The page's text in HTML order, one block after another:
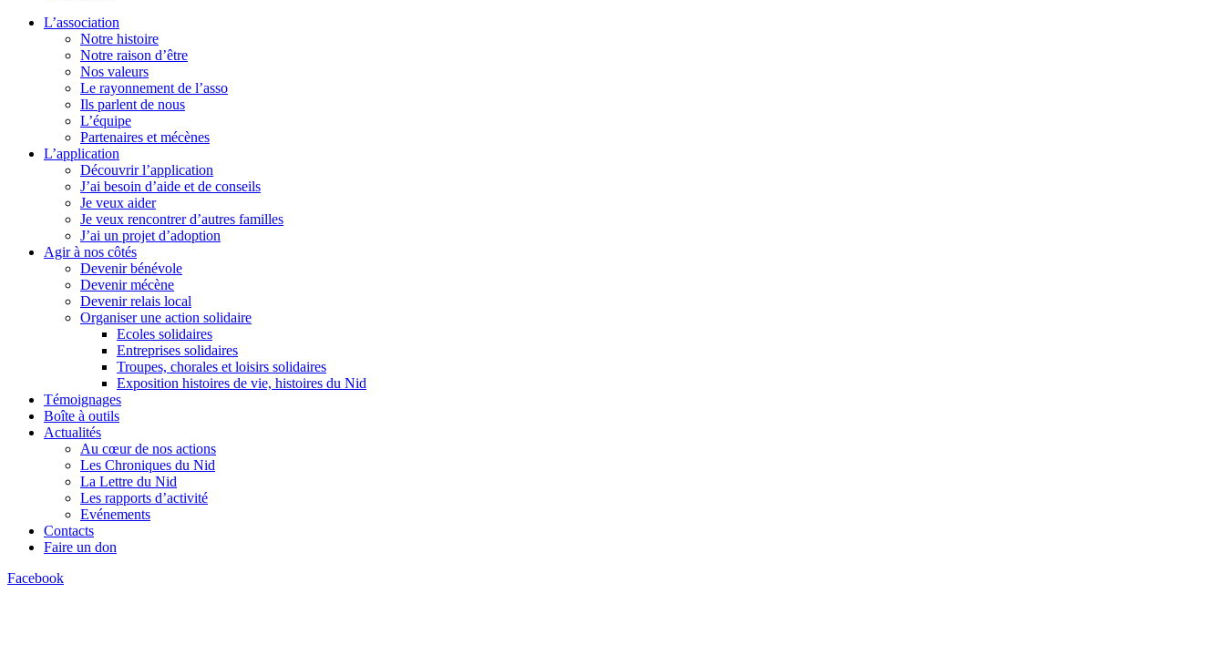
L’association
Notre histoire
Notre raison d’être
Nos valeurs
Le rayonnement de l’asso
Ils parlent de nous
L’équipe
Partenaires et mécènes
L’application
Découvrir l’application
J’ai besoin d’aide et de conseils
Je veux aider
Je veux rencontrer d’autres familles
J’ai un projet d’adoption
Agir à nos côtés
Devenir bénévole
Devenir mécène
Devenir relais local
Organiser une action solidaire
Ecoles solidaires
Entreprises solidaires
Troupes, chorales et loisirs solidaires
Exposition histoires de vie, histoires du Nid
Témoignages
Boîte à outils
Actualités
Au cœur de nos actions
Les Chroniques du Nid
La Lettre du Nid
Les rapports d’activité
Evénements
Contacts
Faire un don
Facebook